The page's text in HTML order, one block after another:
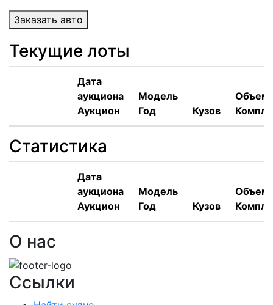
Заказать авто
Текущие лоты
Дата
аукциона
Аукцион
Модель
Год
Кузов
Объем,
Статистика
Дата
аукциона
Аукцион
Модель
Год
Кузов
Объем,
О нас
Ссылки